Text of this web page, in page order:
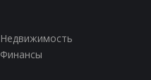
Недвижимость
Финансы